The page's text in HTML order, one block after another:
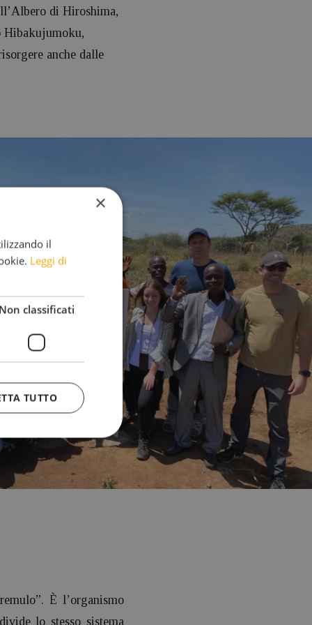
di Hiroshima,
Hibakujumoku,
anche dalle
È l’organismo
lo stesso sistema
×
il
Leggi di
Non classificati
TUTTO